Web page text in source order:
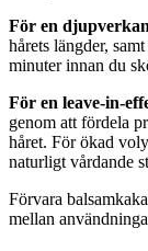
För en
hårets längder,
minuter innan du
För en leave-in-
genom att fördela
håret. För ökad
naturligt vårdande
Förvara
mellan